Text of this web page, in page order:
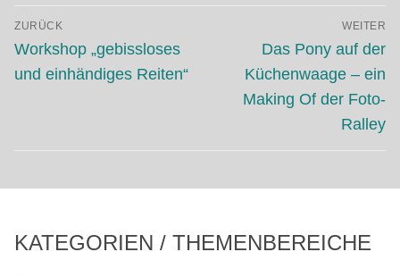
Beitragsnavigation
ZURÜCK
Vorheriger
Beitrag:
Workshop „gebissloses
und einhändiges Reiten“
WEITER
Nächster
Beitrag:
Das Pony auf der
Küchenwaage – ein
Making Of der Foto-
Ralley
KATEGORIEN / THEMENBEREICHE